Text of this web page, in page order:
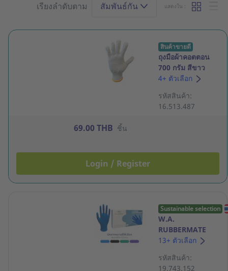
เรียงลำดับตาม สัมพันธ์กัน แสดงใน :
สินค้าขายดี
ถุงมือผ้าคอตตอน
700 กรัม สีขาว
แพ็ค 12 คู่
4+ ตัวเลือก
รหัสสินค้า:
16.513.487
69.00 THB ชิ้น
Login / Register
Sustainable selection
W.A.
RUBBERMATE
ถุงมือยางไนไตรล์ สี
กล่อง 100 ชิ้น
13+ ตัวเลือก
รหัสสินค้า:
19.743.152